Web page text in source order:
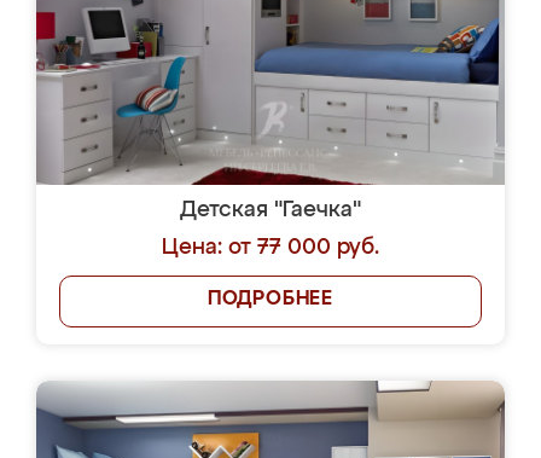
Детская "Гаечка"
Цена: от 77 000 руб.
ПОДРОБНЕЕ